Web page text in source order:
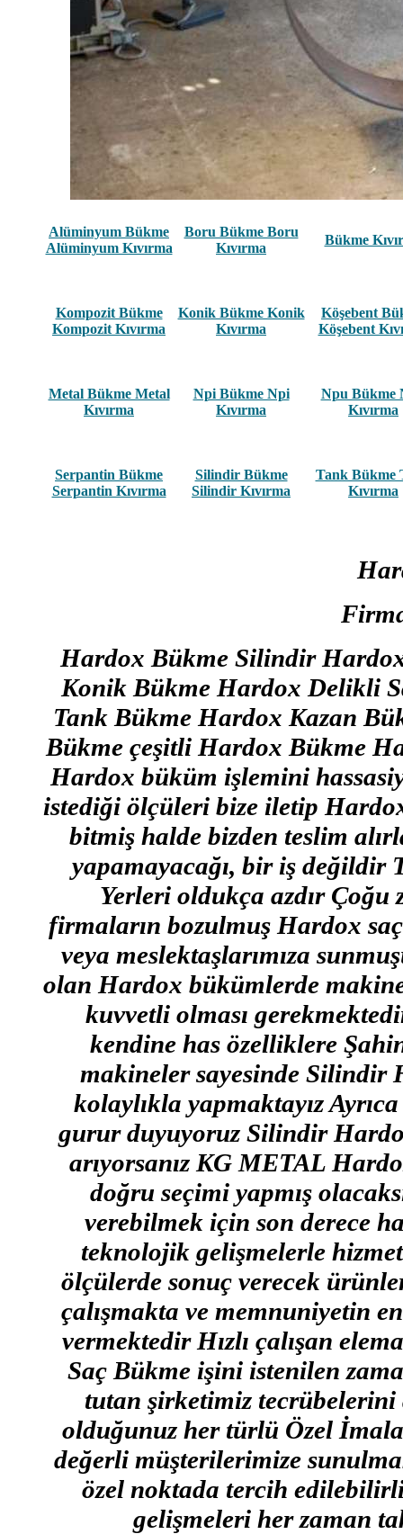
Alüminyum Bükme
Alüminyum Kıvırma
Boru Bükme Boru
Kıvırma
Bükme
Kompozit Bükme
Kompozit Kıvırma
Konik Bükme Konik
Kıvırma
Köşebent
Köşebent
Metal Bükme Metal
Kıvırma
Npi Bükme Npi
Kıvırma
Npu Bükme
Kıvırma
Serpantin Bükme
Serpantin Kıvırma
Silindir Bükme
Silindir Kıvırma
Tank Bükme
Kıvırma
Hardox Bükme Silindir
Konik Bükme Hardox Delikli
Tank Bükme Hardox Kazan
Bükme çeşitli Hardox Bükme
Hardox büküm işlemini
istediği ölçüleri bize iletip
bitmiş halde bizden teslim
yapamayacağı, bir iş
Yerleri oldukça azdır Çoğu
firmaların bozulmuş Hardox
veya meslektaşlarımıza
olan Hardox bükümlerde
kuvvetli olması
kendine has özelliklere
makineler sayesinde Silindir
kolaylıkla yapmaktayız
gurur duyuyoruz Silindir
arıyorsanız KG METAL
doğru seçimi yapmış
verebilmek için son derece
teknolojik gelişmelerle
ölçülerde sonuç verecek
çalışmakta ve memnuniyetin
vermektedir Hızlı çalışan
Saç Bükme işini istenilen
tutan şirketimiz tecrübelerini
olduğunuz her türlü Özel
değerli müşterilerimize
özel noktada tercih
gelişmeleri her zaman